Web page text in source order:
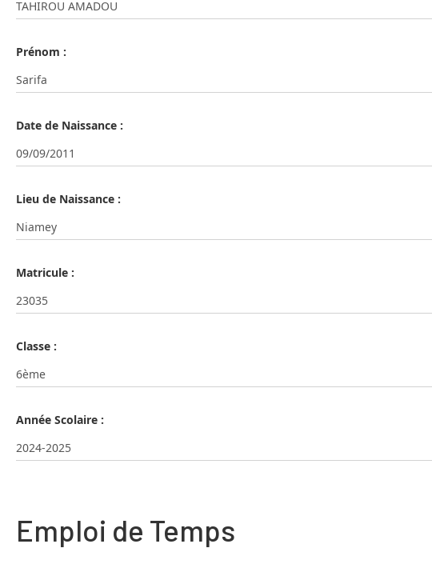
Prénom :
Date de Naissance :
Lieu de Naissance :
Matricule :
Classe :
Année Scolaire :
Emploi de Temps